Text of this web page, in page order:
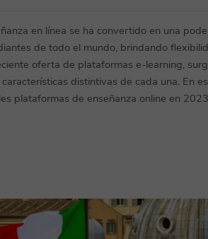
en línea se ha convertido en una
de todo el mundo, brindando
oferta de plataformas e-learning,
distintivas de cada una. En
plataformas de enseñanza online en